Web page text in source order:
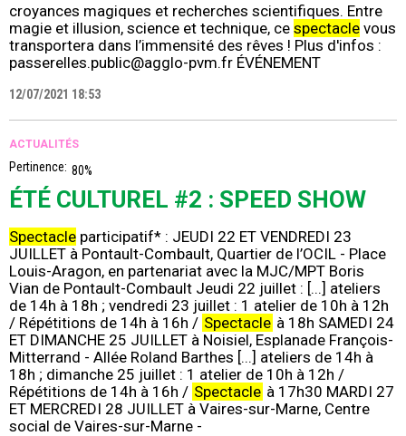
croyances magiques et recherches scientifiques. Entre
magie et illusion, science et technique, ce spectacle vous
transportera dans l’immensité des rêves ! Plus d'infos :
passerelles.public@agglo-pvm.fr ÉVÉNEMENT
12/07/2021 18:53
ACTUALITÉS
Pertinence: 80%
ÉTÉ CULTUREL #2 : SPEED SHOW
Spectacle participatif* : JEUDI 22 ET VENDREDI 23
JUILLET à Pontault-Combault, Quartier de l’OCIL - Place
Louis-Aragon, en partenariat avec la MJC/MPT Boris
Vian de Pontault-Combault Jeudi 22 juillet : [...] ateliers
de 14h à 18h ; vendredi 23 juillet : 1 atelier de 10h à 12h
/ Répétitions de 14h à 16h / Spectacle à 18h SAMEDI 24
ET DIMANCHE 25 JUILLET à Noisiel, Esplanade François-
Mitterrand - Allée Roland Barthes [...] ateliers de 14h à
18h ; dimanche 25 juillet : 1 atelier de 10h à 12h /
Répétitions de 14h à 16h / Spectacle à 17h30 MARDI 27
ET MERCREDI 28 JUILLET à Vaires-sur-Marne, Centre
social de Vaires-sur-Marne -